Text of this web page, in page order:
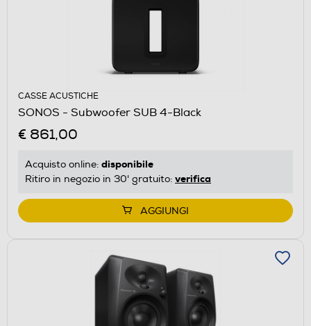
CASSE ACUSTICHE
SONOS - Subwoofer SUB 4-Black
€ 861,00
Acquisto online: disponibile
Ritiro in negozio in 30' gratuito: verifica
AGGIUNGI